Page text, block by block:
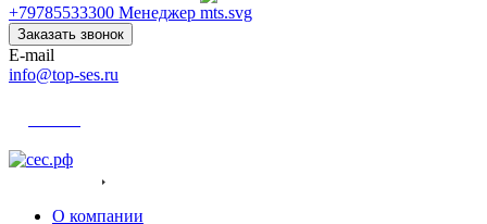
+79785533300 Менеджер
Заказать звонок
E-mail
info@top-ses.ru
О компании